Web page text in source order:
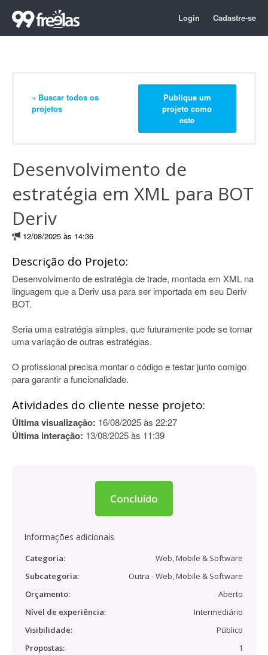
Login Cadastre-se
« Buscar todos os
projetos
Publique um
projeto como
este
Desenvolvimento de
estratégia em XML para BOT
Deriv
12/08/2025 às 14:36
Descrição do Projeto:
Desenvolvimento de estratégia de trade, montada em XML na
linguagem que a Deriv usa para ser importada em seu Deriv
BOT.
Seria uma estratégia simples, que futuramente pode se tornar
uma variação de outras estratégias.
O profissional precisa montar o código e testar junto comigo
para garantir a funcionalidade.
Atividades do cliente nesse projeto:
Última visualização: 16/08/2025 às 22:27
Última interação: 13/08/2025 às 11:39
Concluído
Informações adicionais
Categoria:
Web, Mobile & Software
Subcategoria:
Outra - Web, Mobile & Software
Orçamento:
Aberto
Nível de experiência:
Intermediário
Visibilidade:
Público
Propostas:
1